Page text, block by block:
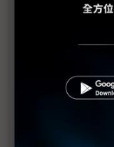
俄烏戰爭停火見
催生第一顆自製
不缺席民主供應
台積AZ廠荒漠